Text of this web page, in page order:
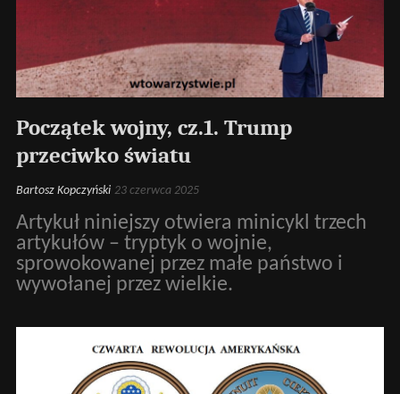
Początek wojny, cz.1. Trump
przeciwko światu
Bartosz Kopczyński 23 czerwca 2025
Artykuł niniejszy otwiera minicykl trzech
artykułów – tryptyk o wojnie,
sprowokowanej przez małe państwo i
wywołanej przez wielkie.